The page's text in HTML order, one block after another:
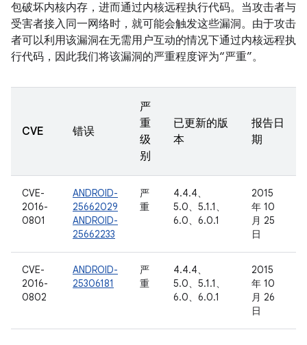
包破坏内核内存，进而通过内核远程执行代码。当攻击者与
受害者接入同一网络时，就可能会触发这些漏洞。由于攻击
者可以利用该漏洞在无需用户互动的情况下通过内核远程执
行代码，因此我们将该漏洞的严重程度评为“严重”。
CVE 错误
严
重
级
别
已更新的版
本
报告日
期
CVE-
2016-
0801
ANDROID-
25662029
ANDROID-
25662233
严
重
4.4.4、
5.0、5.1.1、
6.0、6.0.1
2015
年 10
月 25
日
CVE-
2016-
0802
ANDROID-
25306181
严
重
4.4.4、
5.0、5.1.1、
6.0、6.0.1
2015
年 10
月 26
日